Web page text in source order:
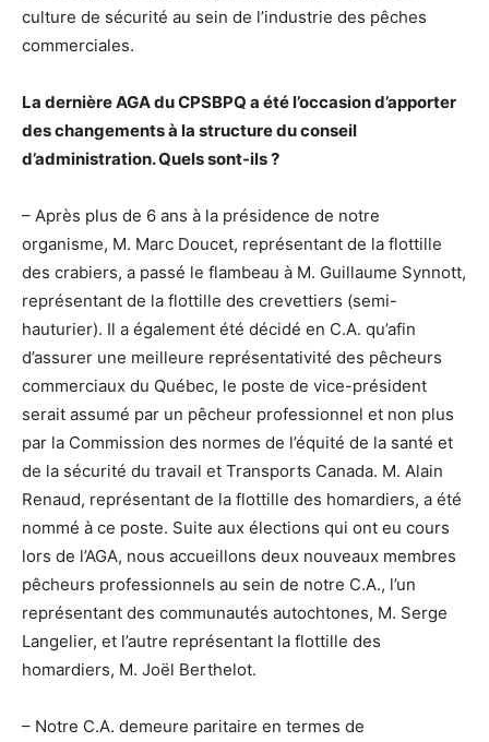
culture de sécurité au sein de l’industrie des pêches
commerciales.
La dernière AGA du CPSBPQ a été l’occasion d’apporter
des changements à la structure du conseil
d’administration. Quels sont-ils ?
– Après plus de 6 ans à la présidence de notre
organisme, M. Marc Doucet, représentant de la flottille
des crabiers, a passé le flambeau à M. Guillaume Synnott,
représentant de la flottille des crevettiers (semi-
hauturier). Il a également été décidé en C.A. qu’afin
d’assurer une meilleure représentativité des pêcheurs
commerciaux du Québec, le poste de vice-président
serait assumé par un pêcheur professionnel et non plus
par la Commission des normes de l’équité de la santé et
de la sécurité du travail et Transports Canada. M. Alain
Renaud, représentant de la flottille des homardiers, a été
nommé à ce poste. Suite aux élections qui ont eu cours
lors de l’AGA, nous accueillons deux nouveaux membres
pêcheurs professionnels au sein de notre C.A., l’un
représentant des communautés autochtones, M. Serge
Langelier, et l’autre représentant la flottille des
homardiers, M. Joël Berthelot.
– Notre C.A. demeure paritaire en termes de